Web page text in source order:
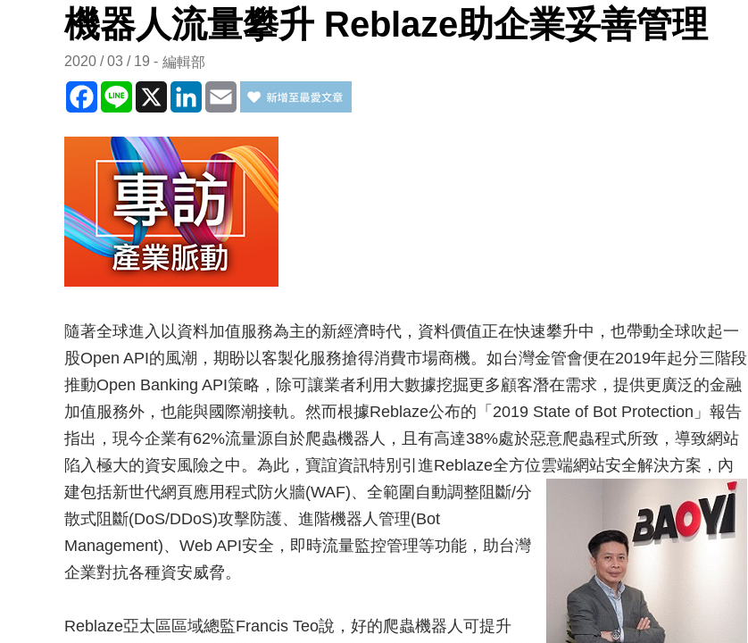
機器人流量攀升 Reblaze助企業妥善管理
2020 / 03 / 19 編輯部
Facebook
Line X LinkedInEmail
隨著全球進入以資料加值服務為主的新經濟時代，資料價值正在快速攀升中，也帶動全球吹起一
股Open API的風潮，期盼以客製化服務搶得消費市場商機。如台灣金管會便在2019年起分三階段
推動Open Banking API策略，除可讓業者利用大數據挖掘更多顧客潛在需求，提供更廣泛的金融
加值服務外，也能與國際潮接軌。然而根據Reblaze公布的「2019 State of Bot Protection」報告
指出，現今企業有62%流量源自於爬蟲機器人，且有高達38%處於惡意爬蟲程式所致，導致網站
陷入極大的資安風險之中。為此，寶誼資訊特別引進Reblaze全方位雲端網站安全解決方案，內
建包括新世代網頁應用程式防火牆(WAF)、全範圍自動調整阻斷/分
散式阻斷(DoS/DDoS)攻擊防護、進階機器人管理(Bot
Management)、Web API安全，即時流量監控管理等功能，助台灣
企業對抗各種資安威脅。
Reblaze亞太區區域總監Francis Teo說，好的爬蟲機器人可提升